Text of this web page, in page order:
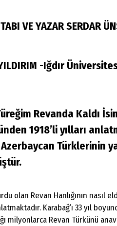
VE YAZAR SERDAR
-Iğdır
Revanda Kaldı
1918’li yılları
Türklerinin
olan Revan Hanlığının nasıl
Karabağ’ı 33 yıl
milyonlarca Revan Türkünü